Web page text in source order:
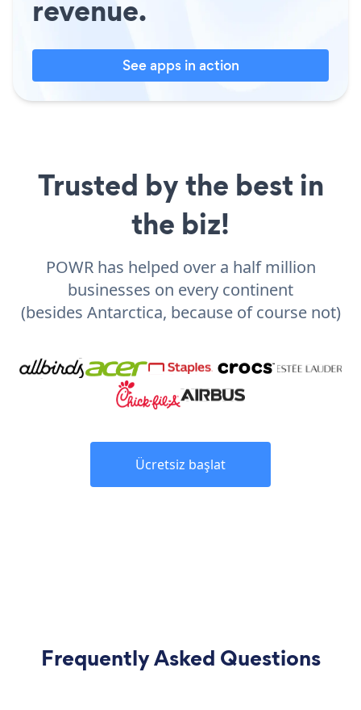
revenue.
See apps in action
Trusted by the best in
the biz!
POWR has helped over a half million
businesses on every continent
(besides Antarctica, because of course not)
Ücretsiz başlat
Frequently Asked Questions